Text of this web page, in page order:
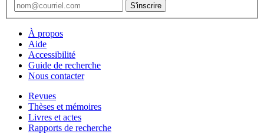
À propos
Aide
Accessibilité
Guide de recherche
Nous contacter
Revues
Thèses et mémoires
Livres et actes
Rapports de recherche